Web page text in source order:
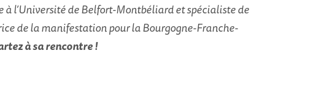
l’Université de Belfort-Montbéliard et spécialiste de
de la manifestation pour la Bourgogne-Franche-
à sa rencontre !